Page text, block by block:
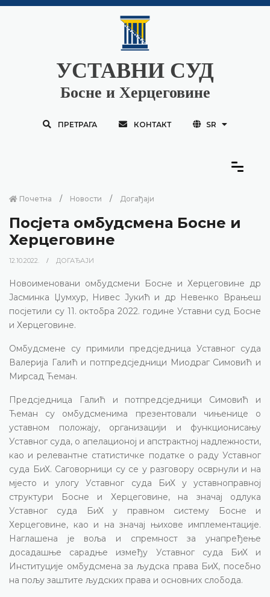
УСТАВНИ СУД
Босне и Херцеговине
ПРЕТРАГА КОНТАКТ SR
Почетна Новости Догађаји
Посјета омбудсмена Босне и
Херцеговине
12.10.2022. ДОГАЂАЈИ
Новоименовани омбудсмени Босне и Херцеговине др
Јасминка Џумхур, Нивес Јукић и др Невенко Врањеш
посјетили су 11. октобра 2022. године Уставни суд Босне
и Херцеговине.
Омбудсмене су примили предсједница Уставног суда
Валерија Галић и потпредсједници Миодраг Симовић и
Мирсад Ћеман.
Предсједница Галић и потпредсједници Симовић и
Ћеман су омбудсменима презентовали чињенице о
уставном положају, организацији и функционисању
Уставног суда, о апелационој и апстрактној надлежности,
као и релевантне статистичке податке о раду Уставног
суда БиХ. Саговорници су се у разговору осврнули и на
мјесто и улогу Уставног суда БиХ у уставноправној
структури Босне и Херцеговине, на значај одлука
Уставног суда БиХ у правном систему Босне и
Херцеговине, као и на значај њихове имплементације.
Наглашена је воља и спремност за унапређење
досадашње сарадње између Уставног суда БиХ и
Институције омбудсмена за људска права БиХ, посебно
на пољу заштите људских права и основних слобода.